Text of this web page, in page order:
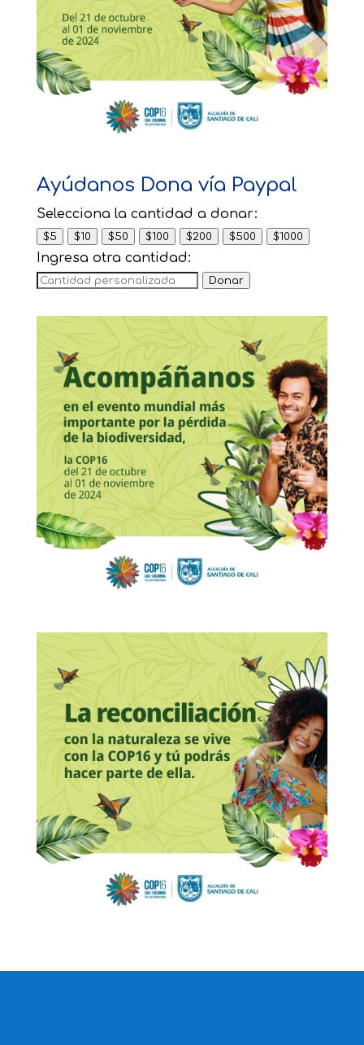
Ayúdanos Dona vía Paypal
Selecciona la cantidad a donar:
$5 $10 $50 $100 $200 $500 $1000
Ingresa otra cantidad:
Donar